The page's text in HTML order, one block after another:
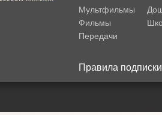
Мультфильмы
Фильмы
Передачи
Правила подписки